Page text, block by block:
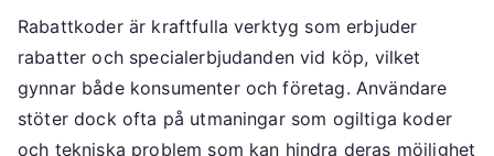
Rabattkoder,
Strategier,
Deltagande
evenemang
Rabattkoder är kraftfulla verktyg som erbjuder
rabatter och specialerbjudanden vid köp, vilket
gynnar både konsumenter och företag. Användare
stöter dock ofta på utmaningar som ogiltiga koder
och tekniska problem som kan hindra deras möjlighet